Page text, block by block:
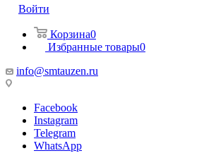
Войти
Корзина0
Избранные товары0
info@smtauzen.ru
Facebook
Instagram
Telegram
WhatsApp